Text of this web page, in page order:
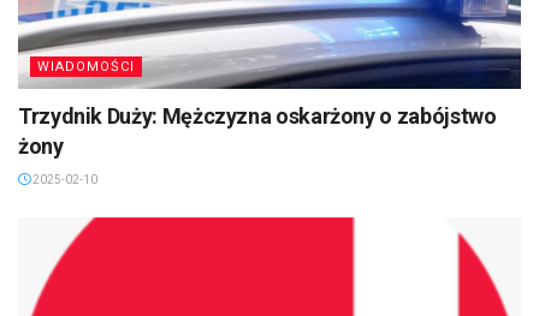
WIADOMOŚCI
Trzydnik Duży: Mężczyzna oskarżony o zabójstwo
żony
2025-02-10